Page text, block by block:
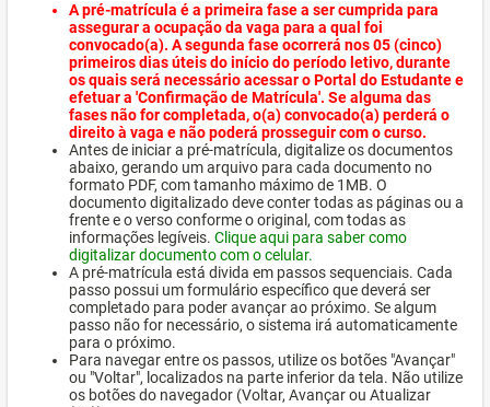
A pré-matrícula é a primeira fase a ser cumprida para
assegurar a ocupação da vaga para a qual foi
convocado(a). A segunda fase ocorrerá nos 05 (cinco)
primeiros dias úteis do início do período letivo, durante
os quais será necessário acessar o Portal do Estudante e
efetuar a 'Confirmação de Matrícula'. Se alguma das
fases não for completada, o(a) convocado(a) perderá o
direito à vaga e não poderá prosseguir com o curso.
Antes de iniciar a pré-matrícula, digitalize os documentos
abaixo, gerando um arquivo para cada documento no
formato PDF, com tamanho máximo de 1MB. O
documento digitalizado deve conter todas as páginas ou a
frente e o verso conforme o original, com todas as
informações legíveis. Clique aqui para saber como
digitalizar documento com o celular.
A pré-matrícula está divida em passos sequenciais. Cada
passo possui um formulário específico que deverá ser
completado para poder avançar ao próximo. Se algum
passo não for necessário, o sistema irá automaticamente
para o próximo.
Para navegar entre os passos, utilize os botões "Avançar"
ou "Voltar", localizados na parte inferior da tela. Não utilize
os botões do navegador (Voltar, Avançar ou Atualizar